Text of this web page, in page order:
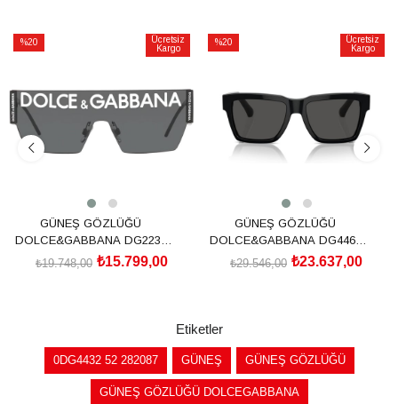
%20
Ücretsiz
Kargo
GÜNEŞ GÖZLÜĞÜ
DOLCE&GABBANA DG2233
01/8743₺15.799,00
₺19.748,00
%20
Ücretsiz
Kargo
GÜNEŞ GÖZLÜĞÜ
DOLCE&GABBANA DG4465
501/8755₺23.637,00
₺29.546,00
Etiketler
0DG4432 52 282087 GÜNEŞ GÜNEŞ GÖZLÜĞÜ
GÜNEŞ GÖZLÜĞÜ DOLCEGABBANA